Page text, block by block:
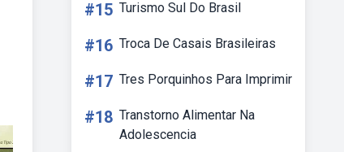
#15 Turismo Sul Do Brasil
#16 Troca De Casais Brasileiras
#17 Tres Porquinhos Para Imprimir
#18 Transtorno Alimentar Na
Adolescencia